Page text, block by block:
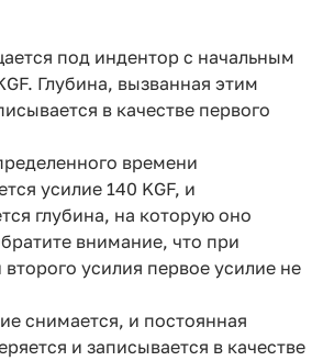
под индентор с начальным
Глубина, вызванная этим
в качестве первого
времени
усилие 140 KGF, и
глубина, на которую оно
внимание, что при
усилия первое усилие не
снимается, и постоянная
и записывается в качестве